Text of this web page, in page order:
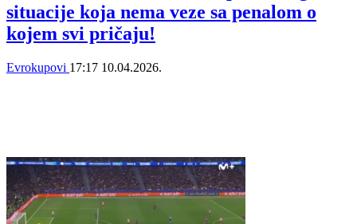
situacije koja nema veze sa penalom o
kojem svi pričaju!
Evrokupovi 17:17 10.04.2026.